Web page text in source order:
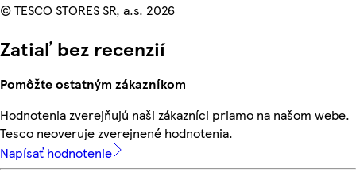
© TESCO STORES SR, a.s. 2026
Zatiaľ bez recenzií
Pomôžte ostatným zákazníkom
Hodnotenia zverejňujú naši zákazníci priamo na našom webe.
Tesco neoveruje zverejnené hodnotenia.
Napísať hodnotenie